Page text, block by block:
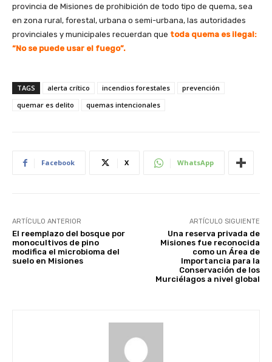
provincia de Misiones de prohibición de todo tipo de quema, sea
en zona rural, forestal, urbana o semi-urbana, las autoridades
provinciales y municipales recuerdan que toda quema es ilegal:
“No se puede usar el fuego”.
TAGS alerta crítico incendios forestales
prevención
quemar es delito
quemas intencionales
Facebook X WhatsApp
ARTÍCULO ANTERIOR
El reemplazo del bosque por
monocultivos de pino
modifica el microbioma del
suelo en Misiones
ARTÍCULO SIGUIENTE
Una reserva privada de
Misiones fue reconocida
como un Área de
Importancia para la
Conservación de los
Murciélagos a nivel global